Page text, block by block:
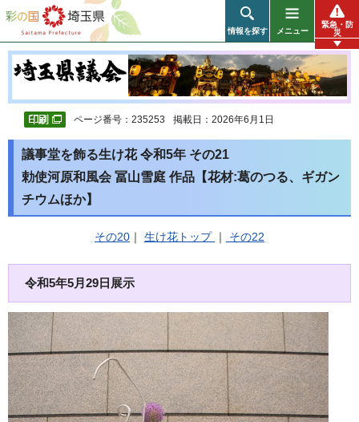
彩の国 埼玉県
情報を探す メニュー
緊急・防
災
ページ番号：235253 掲載日：2026年6月1日
議事堂を飾る生け花 令和5年 その21
勅使河原和風会 冨山雪庭 作品【花材:葛のつる、ギガン
チウムほか】
その20 ｜ 生け花トップ ｜ その22
令和5年5月29日展示